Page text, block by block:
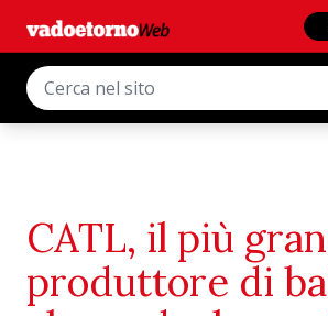
CATL, il più
produttore di